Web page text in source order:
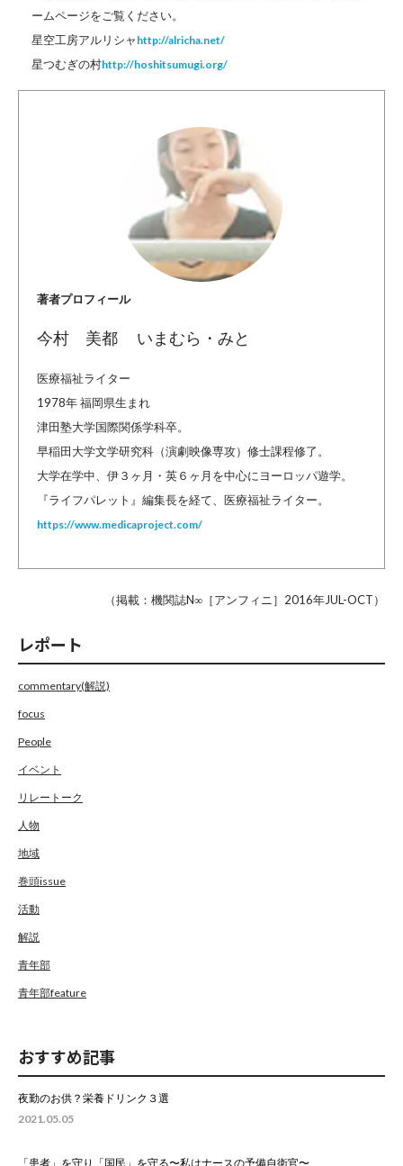
ームページをご覧ください。
星空工房アルリシャ http://alricha.net/
星つむぎの村http://hoshitsumugi.org/
著者プロフィール
今村 美都 いまむら・みと
医療福祉ライター
1978年 福岡県生まれ
津田塾大学国際関係学科卒。
早稲田大学文学研究科（演劇映像専攻）修士課程修了。
大学在学中、伊３ヶ月・英６ヶ月を中心にヨーロッパ遊学。
『ライフパレット』編集長を経て、医療福祉ライター。
https://www.medicaproject.com/
（掲載：機関誌N∞［アンフィニ］2016年JUL-OCT）
レポート
commentary(解説)
focus
People
イベント
リレートーク
人物
地域
巻頭issue
活動
解説
青年部
青年部feature
おすすめ記事
夜勤のお供？栄養ドリンク３選
2021.05.05
「患者」を守り「国民」を守る〜私はナースの予備自衛官〜